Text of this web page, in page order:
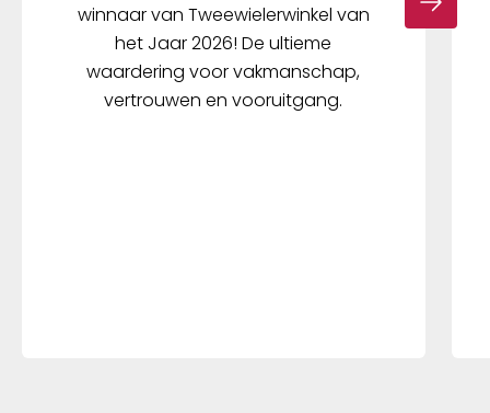
winnaar van Tweewielerwinkel van
het Jaar 2026! De ultieme
waardering voor vakmanschap,
vertrouwen en vooruitgang.